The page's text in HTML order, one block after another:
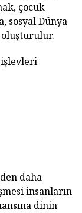
çocuk
sosyal Dünya
oluşturulur.
daha
insanların
dinin